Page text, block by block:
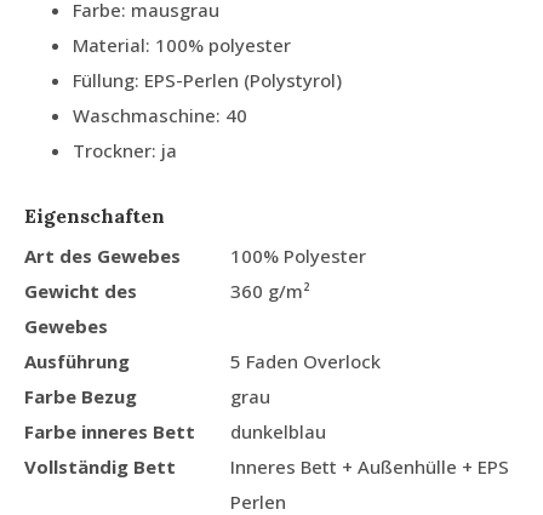
Farbe: mausgrau
Material: 100% polyester
Füllung: EPS-Perlen (Polystyrol)
Waschmaschine: 40
Trockner: ja
Eigenschaften
Art des Gewebes
100% Polyester
Gewicht des
Gewebes
360 g/m²
Ausführung
5 Faden Overlock
Farbe Bezug
grau
Farbe inneres Bett
dunkelblau
Vollständig Bett
Inneres Bett + Außenhülle + EPS
Perlen